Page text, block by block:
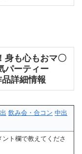
身も心もおマ〇
パーティー
詳細情報
飲み会・合コン 中出
ト欄で教えてくださ